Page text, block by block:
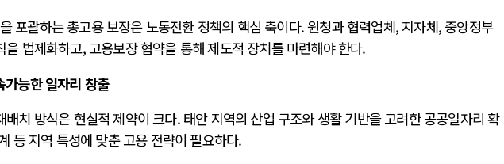
포괄하는 총고용 보장은 노동전환 정책의 핵심 축이다. 원청과 협력업체, 지자체, 중앙정부
을 법제화하고, 고용보장 협약을 통해 제도적 장치를 마련해야 한다.
능한 일자리 창출
배치 방식은 현실적 제약이 크다. 태안 지역의 산업 구조와 생활 기반을 고려한 공공일자리 확
등 지역 특성에 맞춘 고용 전략이 필요하다.